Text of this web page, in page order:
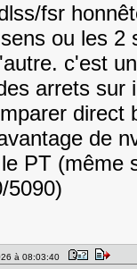
fsr
ou les 2
c'est
arrets sur
direct
de
PT (même
5090)
à 08:03:40